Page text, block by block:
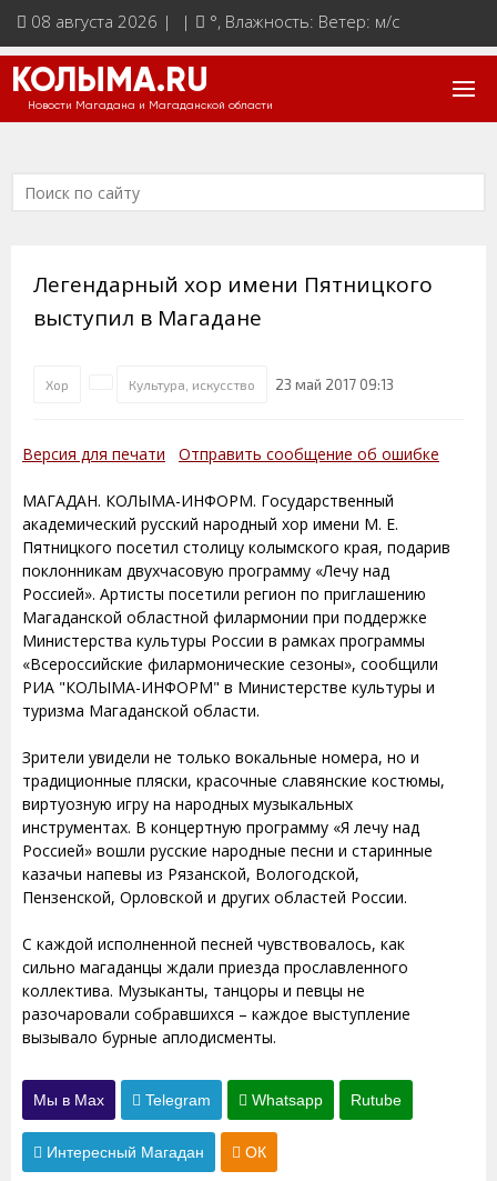
08 августа 2026 | | °, Влажность: Ветер: м/с
КОЛЫМА.RU
Новости Магадана и Магаданской области
Легендарный хор имени Пятницкого
выступил в Магадане
Хор Культура, искусство 23 май 2017 09:13
Версия для печати Отправить сообщение об ошибке
МАГАДАН. КОЛЫМА-ИНФОРМ. Государственный
академический русский народный хор имени М. Е.
Пятницкого посетил столицу колымского края, подарив
поклонникам двухчасовую программу «Лечу над
Россией». Артисты посетили регион по приглашению
Магаданской областной филармонии при поддержке
Министерства культуры России в рамках программы
«Всероссийские филармонические сезоны», сообщили
РИА "КОЛЫМА-ИНФОРМ" в Министерстве культуры и
туризма Магаданской области.
Зрители увидели не только вокальные номера, но и
традиционные пляски, красочные славянские костюмы,
виртуозную игру на народных музыкальных
инструментах. В концертную программу «Я лечу над
Россией» вошли русские народные песни и старинные
казачьи напевы из Рязанской, Вологодской,
Пензенской, Орловской и других областей России.
С каждой исполненной песней чувствовалось, как
сильно магаданцы ждали приезда прославленного
коллектива. Музыканты, танцоры и певцы не
разочаровали собравшихся – каждое выступление
вызывало бурные аплодисменты.
Мы в Max Telegram Whatsapp Rutube
Интересный Магадан ОК